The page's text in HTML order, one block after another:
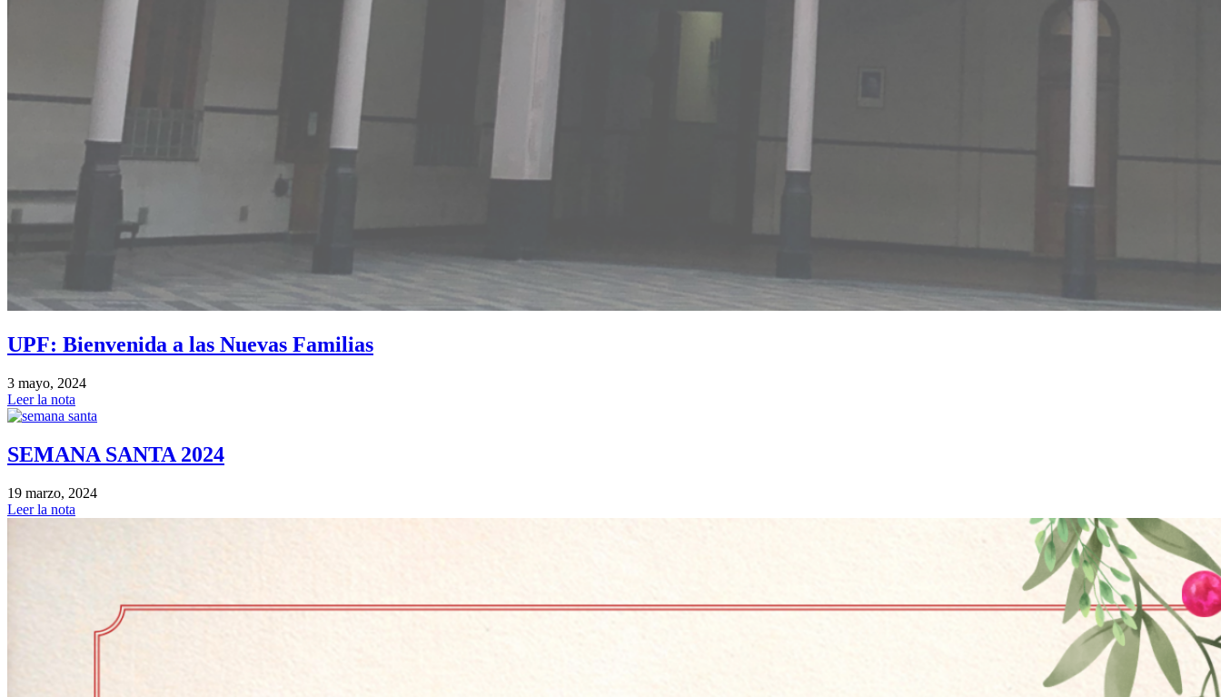
UPF: Bienvenida a las Nuevas Familias
3 mayo, 2024
Leer la nota
SEMANA SANTA 2024
19 marzo, 2024
Leer la nota